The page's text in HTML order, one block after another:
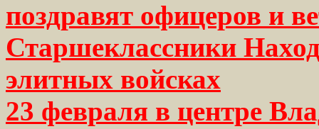
поздравят офицеров и
Старшеклассники
элитных войсках
23 февраля в центре